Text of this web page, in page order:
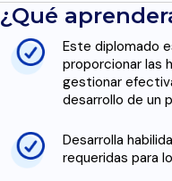
¿Qué
Este diplomado
proporcionar las
gestionar
desarrollo de un
Desarrolla
requeridas para